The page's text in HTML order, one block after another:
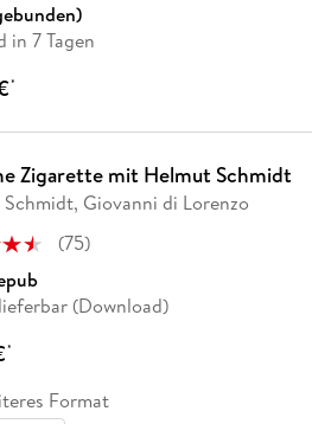
in 7 Tagen
*
Zigarette mit Helmut Schmidt
Giovanni di Lorenzo
(75)
(Download)
*
Format